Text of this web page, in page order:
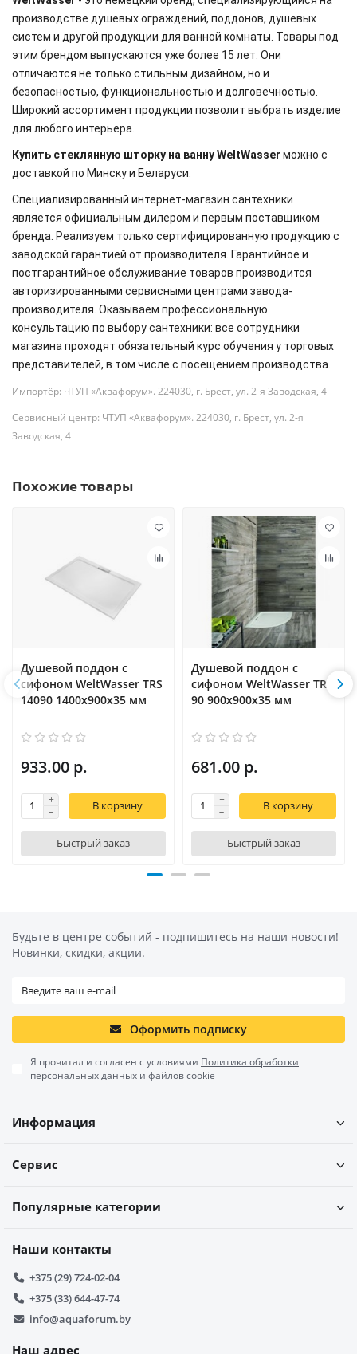
производстве душевых ограждений, поддонов, душевых
систем и другой продукции для ванной комнаты. Товары под
этим брендом выпускаются уже более 15 лет. Они
отличаются не только стильным дизайном, но и
безопасностью, функциональностью и долговечностью.
Широкий ассортимент продукции позволит выбрать изделие
для любого интерьера.
Купить стеклянную шторку на ванну WeltWasser можно с
доставкой по Минску и Беларуси.
Специализированный интернет-магазин сантехники
является официальным дилером и первым поставщиком
бренда. Реализуем только сертифицированную продукцию с
заводской гарантией от производителя. Гарантийное и
постгарантийное обслуживание товаров производится
авторизированными сервисными центрами завода-
производителя. Оказываем профессиональную
консультацию по выбору сантехники: все сотрудники
магазина проходят обязательный курс обучения у торговых
представителей, в том числе с посещением производства.
Импортёр: ЧТУП «Аквафорум». 224030, г. Брест, ул. 2-я Заводская, 4
Сервисный центр: ЧТУП «Аквафорум». 224030, г. Брест, ул. 2-я
Заводская, 4
Похожие товары
Душевой поддон с
сифоном WeltWasser TRS
14090 1400х900х35 мм
933.00 р.
В корзину
Быстрый заказ
Душевой поддон с
сифоном WeltWasser TRR
90 900х900х35 мм
681.00 р.
В корзину
Быстрый заказ
Будьте в центре событий - подпишитесь на наши новости!
Новинки, скидки, акции.
Оформить подписку
Я прочитал и согласен с условиями Политика обработки
персональных данных и файлов cookie
Информация
Сервис
Популярные категории
Наши контакты
+375 (29) 724-02-04
+375 (33) 644-47-74
info@aquaforum.by
Наш адрес